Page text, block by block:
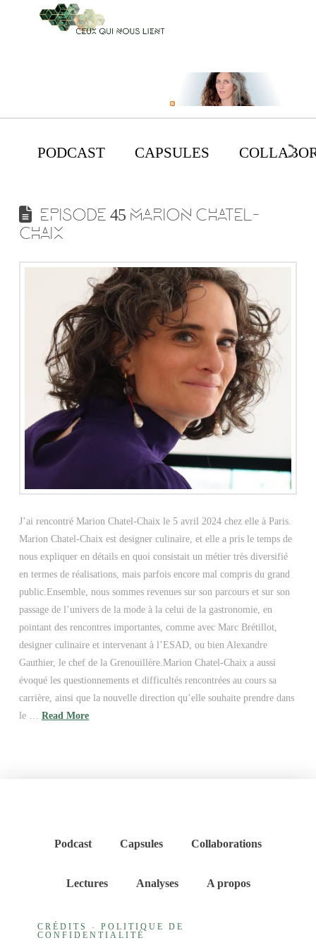
PODCAST CAPSULES
EPISODE 45 MARION CHATEL-
CHAIX
J’ai rencontré Marion Chatel-Chaix le 5 avril 2024 chez elle à Paris.
Marion Chatel-Chaix est designer culinaire, et elle a pris le temps de
nous expliquer en détails en quoi consistait un métier très diversifié
en termes de réalisations, mais parfois encore mal compris du grand
public.Ensemble, nous sommes revenues sur son parcours et sur son
passage de l’univers de la mode à la celui de la gastronomie, en
pointant des rencontres importantes, comme avec Marc Brétillot,
designer culinaire et intervenant à l’ESAD, ou bien Alexandre
Gauthier, le chef de la Grenouillère.Marion Chatel-Chaix a aussi
évoqué les questionnements et difficultés rencontrées au cours sa
carrière, ainsi que la nouvelle direction qu’elle souhaite prendre dans
le … Read More
Podcast Capsules Collaborations
Lectures Analyses A propos
CRÉDITS -POLITIQUE DE
CONFIDENTIALITÉ